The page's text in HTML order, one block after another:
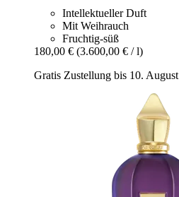
Intellektueller Duft
Mit Weihrauch
Fruchtig-süß
180,00 € (3.600,00 € / l)
Gratis Zustellung bis 10. August